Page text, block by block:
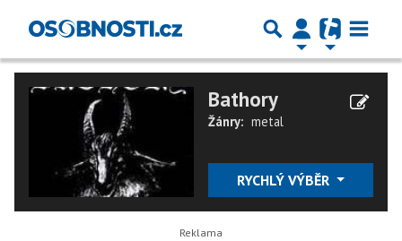
Bathory
Žánry: metal
RYCHLÝ VÝBĚR